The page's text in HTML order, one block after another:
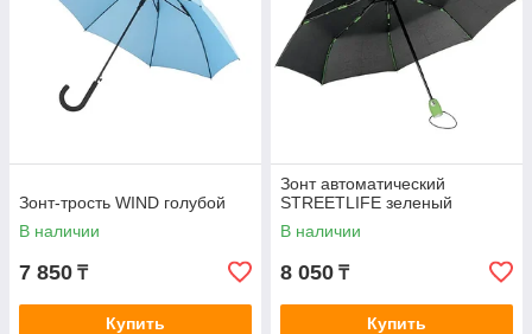
Зонт-трость WIND голубой
В наличии
7 850 ₸
Купить
Зонт автоматический
STREETLIFE зеленый
В наличии
8 050 ₸
Купить